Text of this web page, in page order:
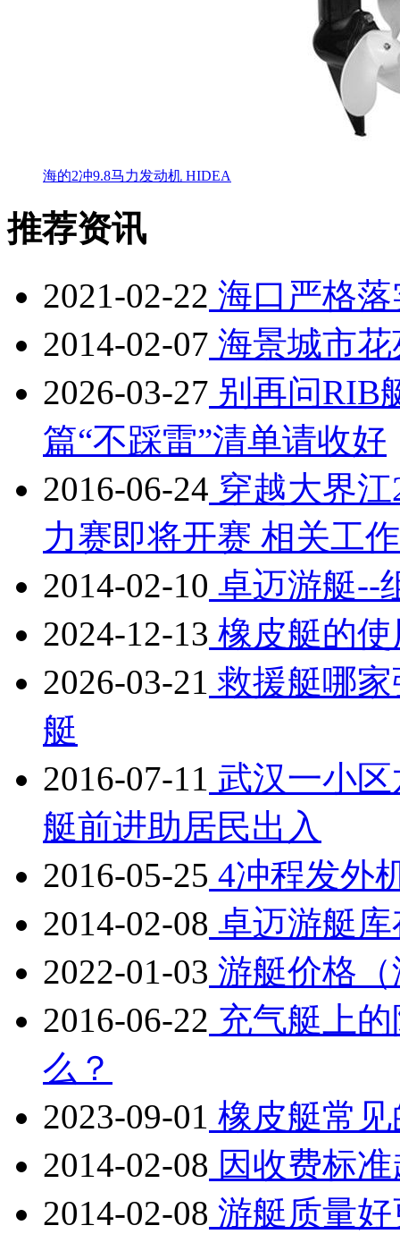
海的2冲9.8马力发动机 HIDEA
推荐资讯
2021-02-22 海口严格
2014-02-07 海景城市花
2026-03-27 别再问RIB
篇“不踩雷”清单请收好
2016-06-24 穿越大界
力赛即将开赛 相关工
2014-02-10 卓迈游艇--
2024-12-13 橡皮艇的
2026-03-21 救援艇哪
艇
2016-07-11 武汉一小
艇前进助居民出入
2016-05-25 4冲程发外
2014-02-08 卓迈游艇
2022-01-03 游艇价格
2016-06-22 充气艇上
么？
2023-09-01 橡皮艇常
2014-02-08 因收费标
2014-02-08 游艇质量